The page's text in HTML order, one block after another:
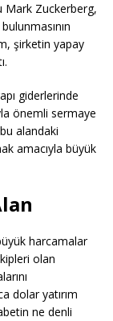
Mark Zuckerberg,
şirketin yapay
giderlerinde
önemli sermaye
alandaki
amacıyla büyük
harcamalar
olan
dolar yatırım
ne denli